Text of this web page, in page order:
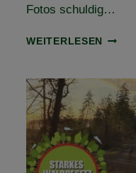
Fotos schuldig…
WEITERLESEN
HINTER
…